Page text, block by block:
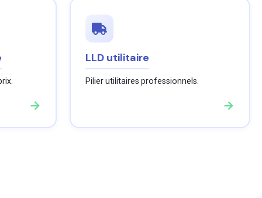
→
LLD utilitaire
Pilier utilitaires professionnels.
→